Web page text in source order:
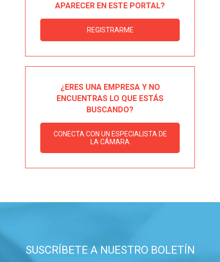
APARECER EN ESTE PORTAL?
REGISTRARME
¿ERES UNA EMPRESA Y NO
ENCUENTRAS LO QUE ESTÁS
BUSCANDO?
CONECTA CON UN ESPECIALISTA DE
LA CÁMARA
SUSCRÍBETE A NUESTRO BOLETÍN